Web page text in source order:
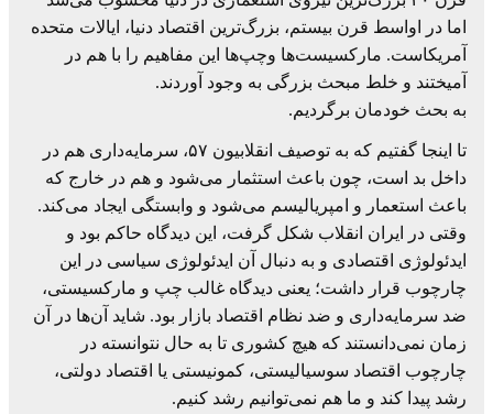
اما در اواسط قرن بیستم، بزرگ‌ترین اقتصاد دنیا، ایالات متحده
آمریکاست. مارکسیست‌ها وچپ‌ها این مفاهیم را با هم در
آمیختند و خلط مبحث بزرگی به وجود آوردند.
به بحث خودمان برگردیم.
تا اینجا گفتیم که به توصیف انقلابیون ۵۷، سرمایه‌داری هم در
داخل بد است، چون باعث استثمار می‌شود و هم در خارج که
باعث استعمار و امپریالیسم می‌شود و وابستگی ایجاد می‌کند.
وقتی در ایران انقلاب شکل گرفت، این دیدگاه حاکم بود و
ایدئولوژی اقتصادی و به دنبال آن ایدئولوژی سیاسی در این
چارچوب قرار داشت؛ یعنی دیدگاه غالب چپ و مارکسیستی،
ضد سرمایه‌داری و ضد نظام اقتصاد بازار بود. شاید آن‌ها در آن
زمان نمی‌دانستند که هیچ کشوری تا به حال نتوانسته در
چارچوب اقتصاد سوسیالیستی، کمونیستی یا اقتصاد دولتی،
رشد پیدا کند و ما هم نمی‌توانیم رشد کنیم.